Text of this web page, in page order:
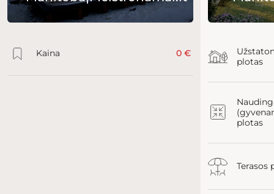
Kaina 0 €
plotas
plotas
Terasos